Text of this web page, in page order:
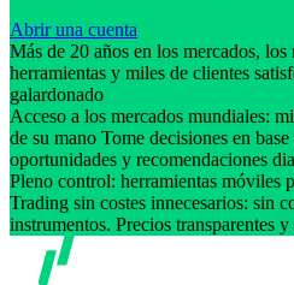
Abrir una cuenta
Más de 20 años en los mercados,
herramientas y miles de clientes
galardonado
Acceso a los mercados mundiales:
de su mano Tome decisiones en
oportunidades y recomendaciones
Pleno control: herramientas móviles
Trading sin costes innecesarios: sin
instrumentos. Precios transparentes